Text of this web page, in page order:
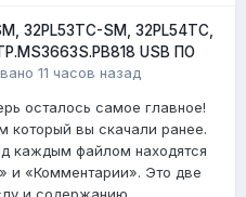
32PL53TC-SM, 32PL54TC,
USB ПО
11 часов назад
осталось самое главное!
который вы скачали ранее.
каждым файлом находятся
и «Комментарии». Это две
и содержанию.